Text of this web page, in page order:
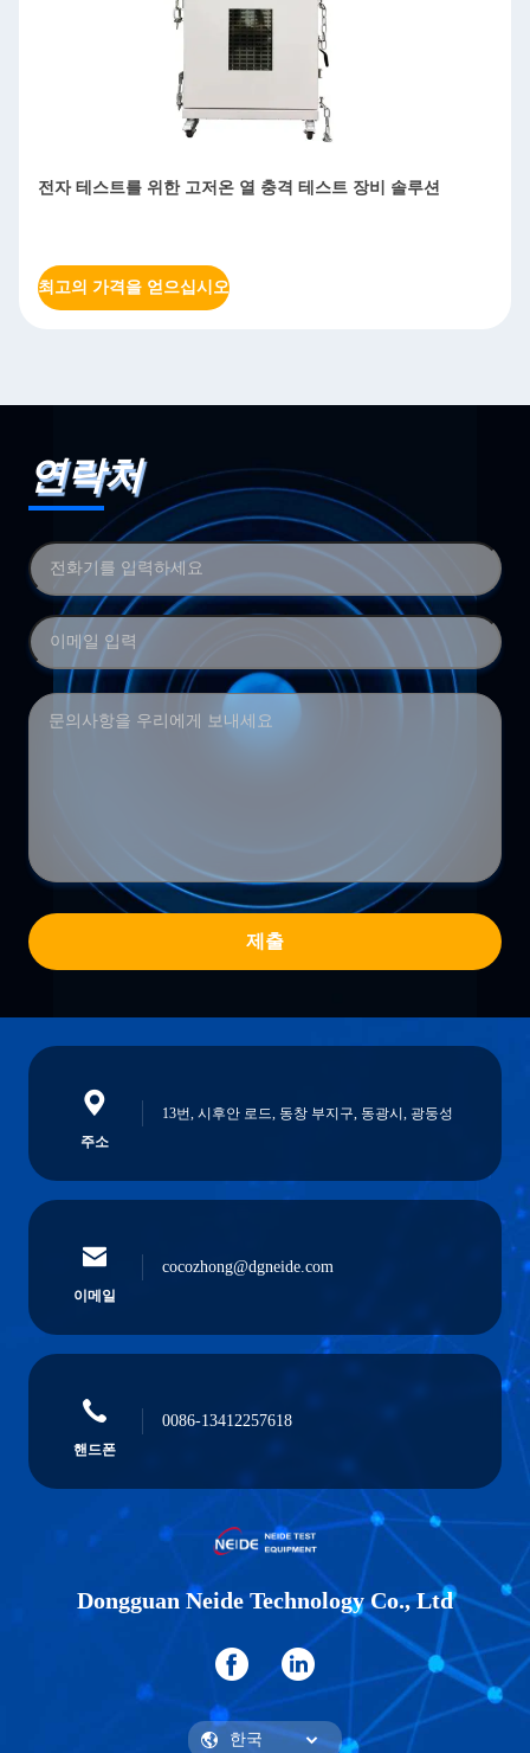
전자 테스트를 위한 고저온 열 충격 테스트 장비 솔루션
최고의 가격을 얻으십시오
연락처
제출
주소
13번, 시후안 로드, 동창 부지구, 동광시, 광둥성
이메일
cocozhong@dgneide.com
핸드폰
0086-13412257618
Dongguan Neide Technology Co., Ltd